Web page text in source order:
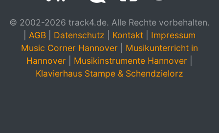
© 2002-2026 track4.de. Alle Rechte vorbehalten.
AGB Datenschutz Kontakt
Impressum
Music Corner Hannover
Musikunterricht in
Hannover
Musikinstrumente Hannover
Klavierhaus Stampe & Schendzielorz